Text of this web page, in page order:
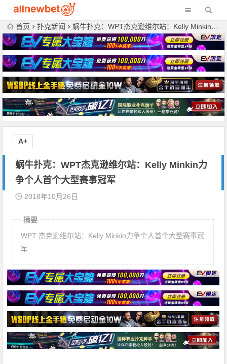
首页 扑克新闻 蜗牛扑克：WPT杰克逊维尔站：Kelly Minkin力争个人首个大型赛事冠军
蜗牛扑克：WPT杰克逊维尔站：Kelly Minkin力
争个人首个大型赛事冠军
2018年10月26日
摘要
WPT 杰克逊维尔站：Kelly Minkin力争个人首个大型赛事冠
军
A+